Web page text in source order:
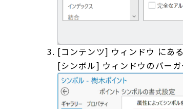
[コンテンツ] ウィンドウ にあ
[シンボル] ウィンドウのバー